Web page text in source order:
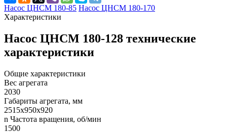
Насос ЦНСМ 180-85 Насос ЦНСМ 180-170
Характеристики
Насос ЦНСМ 180-128 технические
характеристики
Общие характеристики
Вес агрегата
2030
Габариты агрегата, мм
2515х950х920
n Частота вращения, об/мин
1500